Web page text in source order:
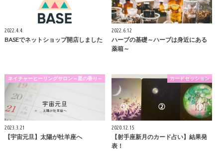
2022.4.4
BASEでネットショップ開店しました
2022.6.12
ハーブの基礎～ハーブは身近にある
薬箱～
ネイチャーヒーリングサロン～星の香り～
2023.3.21
【宇宙元旦】太陽が牡羊座へ
カードセッション
2020.12.15
【射手座新月のカード占い】結果発
表！